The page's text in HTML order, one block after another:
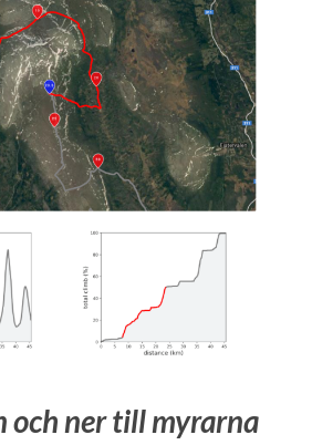
och ner till myrarna